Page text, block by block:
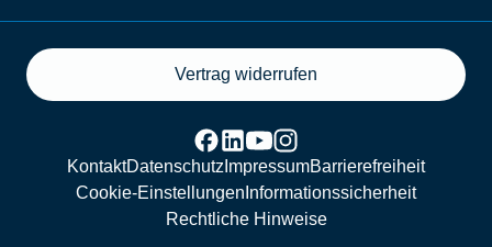
Vertrag widerrufen
KontaktDatenschutz ImpressumBarrierefreiheit
Cookie-Einstellungen Informationssicherheit
Rechtliche Hinweise